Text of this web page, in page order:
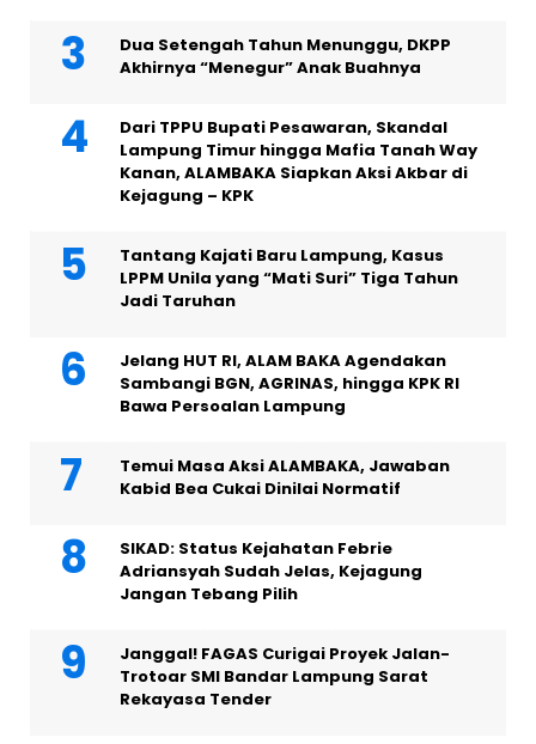
Dua Setengah Tahun Menunggu, DKPP
Akhirnya “Menegur” Anak Buahnya
Dari TPPU Bupati Pesawaran, Skandal
Lampung Timur hingga Mafia Tanah Way
Kanan, ALAMBAKA Siapkan Aksi Akbar di
Kejagung – KPK
Tantang Kajati Baru Lampung, Kasus
LPPM Unila yang “Mati Suri” Tiga Tahun
Jadi Taruhan
Jelang HUT RI, ALAM BAKA Agendakan
Sambangi BGN, AGRINAS, hingga KPK RI
Bawa Persoalan Lampung
Temui Masa Aksi ALAMBAKA, Jawaban
Kabid Bea Cukai Dinilai Normatif
SIKAD: Status Kejahatan Febrie
Adriansyah Sudah Jelas, Kejagung
Jangan Tebang Pilih
Janggal! FAGAS Curigai Proyek Jalan-
Trotoar SMI Bandar Lampung Sarat
Rekayasa Tender